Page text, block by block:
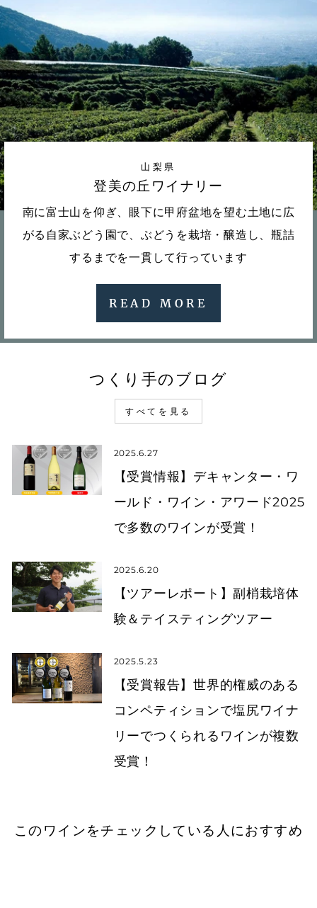
山梨県
登美の丘ワイナリー
南に富士山を仰ぎ、眼下に甲府盆地を望む土地に広
がる自家ぶどう園で、ぶどうを栽培・醸造し、瓶詰
するまでを一貫して行っています
READ MORE
つくり手のブログ
すべてを見る
2025.6.27
【受賞情報】デキャンター・ワ
ールド・ワイン・アワード2025
で多数のワインが受賞！
2025.6.20
【ツアーレポート】副梢栽培体
験＆テイスティングツアー
2025.5.23
【受賞報告】世界的権威のある
コンペティションで塩尻ワイナ
リーでつくられるワインが複数
受賞！
このワインをチェックしている人におすすめ